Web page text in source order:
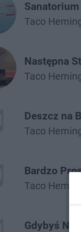
Sanatorium
Taco
Następna
Taco
Deszcz na
Taco
Bardzo
Taco
Gdybyś Nie